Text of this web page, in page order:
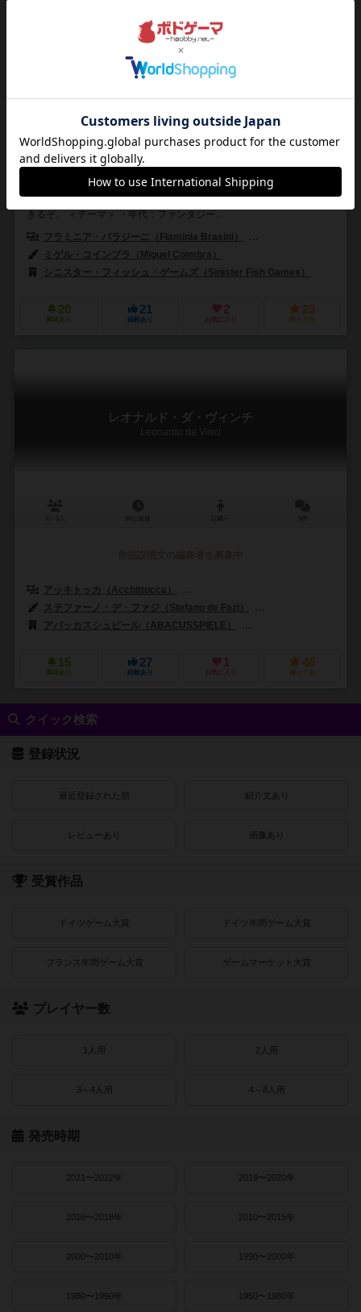
魔法使いと仲魔たち
Wizards & Co.
30～60分
配下のモンスターを選び、ダンジョンに送り込め。適材適所で効果
きるぞ。 ＜テーマ＞ ・年代：ファンタジー...
フラミニア・バラジーニ（Flaminia Brasini）
ミゲル・コインブラ（Miguel Coimbra）
シニスター・フィッシュ・ゲームズ（Sinister Fish Games）
20
興味あり
21
経験あり
2
お気に入り
23
持ってる
レオナルド・ダ・ヴィンチ
Leonardo da Vinci
アッキトッカ（Acchittocca）
ステファーノ・デ・ファジ（Stefano de Fazi）
アバッカスシュピール（ABACUSSPIELE）
15
興味あり
27
経験あり
1
お気に入り
46
持ってる
クイック検索
登録状況
最近登録された順 紹介文あり
レビューあり 画像あり
受賞作品
ドイツゲーム大賞 ドイツ年間ゲーム大賞
フランス年間ゲーム大賞 ゲームマーケット大賞
プレイヤー数
1人用 2人用
3～4人用 4～8人用
発売時期
2021〜2022年 2019〜2020年
2016〜2018年 2010〜2015年
2000〜2010年 1990〜2000年
1980〜1990年 1950〜1980年